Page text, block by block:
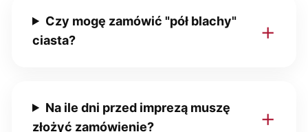
Czy mogę zamówić "pół blachy"
ciasta?
Na ile dni przed imprezą muszę
złożyć zamówienie?